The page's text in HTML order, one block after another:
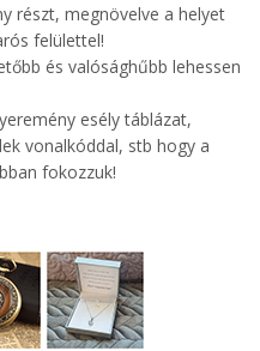
részt, megnövelve a helyet
felülettel!
és valósághűbb lehessen
esély táblázat,
vonalkóddal, stb hogy a
fokozzuk!